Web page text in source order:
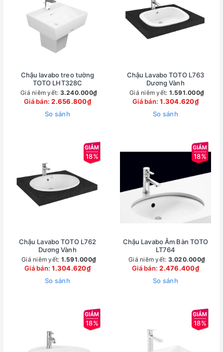
Chậu lavabo treo tường
TOTO LHT328C
Giá niêm yết: 3.240.000₫
Giá bán:2.656.800₫
So sánh
Chậu Lavabo TOTO L763
Dương Vành
Giá niêm yết: 1.591.000₫
Giá bán:1.304.620₫
So sánh
18%
Chậu Lavabo TOTO L762
Dương Vành
Giá niêm yết: 1.591.000₫
Giá bán:1.304.620₫
So sánh
18%
Chậu Lavabo Âm Bàn TOTO
LT764
Giá niêm yết: 3.020.000₫
Giá bán:2.476.400₫
So sánh
18% 18%